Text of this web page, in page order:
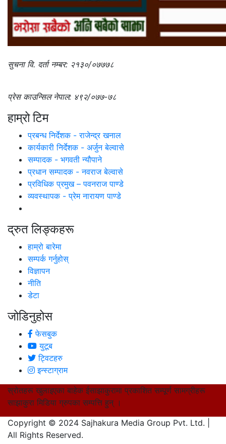
सुचना वि. दर्ता नम्बर: २१३०/०७७७८
प्रेस काउन्सिल नेपाल: ४९२/०७७-७८
हाम्रो टिम
प्रबन्ध निर्देशक - राजेन्द्र खनाल
कार्यकारी निर्देशक - अर्जुन बेल्वासे
सम्पादक - भगवती न्यौपाने
प्रधान सम्पादक - नवराज बेल्वासे
प्रविधिक प्रमुख – पवनराज पाण्डे
व्यवस्थापक - प्रेम नारायण पाण्डे
द्रुत लिङ्कहरू
हाम्रो बारेमा
सम्पर्क गर्नुहोस्
विज्ञापन
नीति
डेटा
जोडिनुहोस
फेसबुक
युटूब
ट्विटहरु
इन्स्टाग्राम
स्रोतहरू खुलाइएका बाहेक ईसाझाकुरामा प्रकाशित सम्पूर्ण सामग्रीहरू
साझाकुरा मिडिया ग्रुपका सम्पत्ति हुन् ।
Copyright © 2024 Sajhakura Media Group Pvt. Ltd. |
All Rights Reserved.